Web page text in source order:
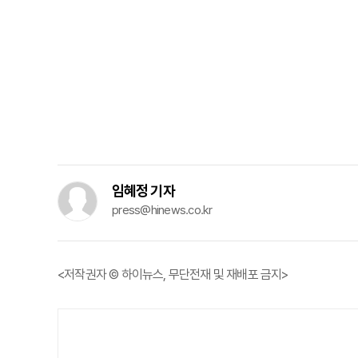
임혜정 기자
press@hinews.co.kr
<저작권자 © 하이뉴스, 무단전재 및 재배포 금지>